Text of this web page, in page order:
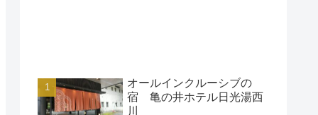
オールインクルーシブの
宿 亀の井ホテル日光湯西
川